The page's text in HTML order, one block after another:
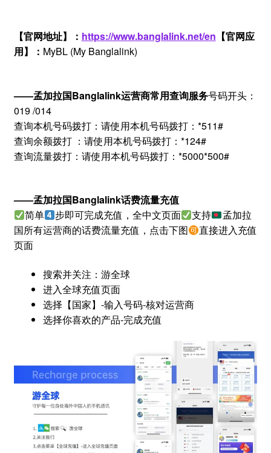
【官网地址】： https://www.banglalink.net/en 【官网应
用】： MyBL (My Banglalink)
——孟加拉国Banglalink运营商常用查询服务号码开头：
019 /014
查询本机号码拨打：请使用本机号码拨打：*511#
查询余额拨打 ：请使用本机号码拨打：*124#
查询流量拨打：请使用本机号码拨打：*5000*500#
——孟加拉国Banglalink话费流量充值
简单
步即可完成充值，全中文页面 支持
孟加拉
国所有运营商的话费流量充值，点击下图
直接进入充值
页面
搜索并关注：游全球
进入全球充值页面
选择【国家】-输入号码-核对运营商
选择你喜欢的产品-完成充值